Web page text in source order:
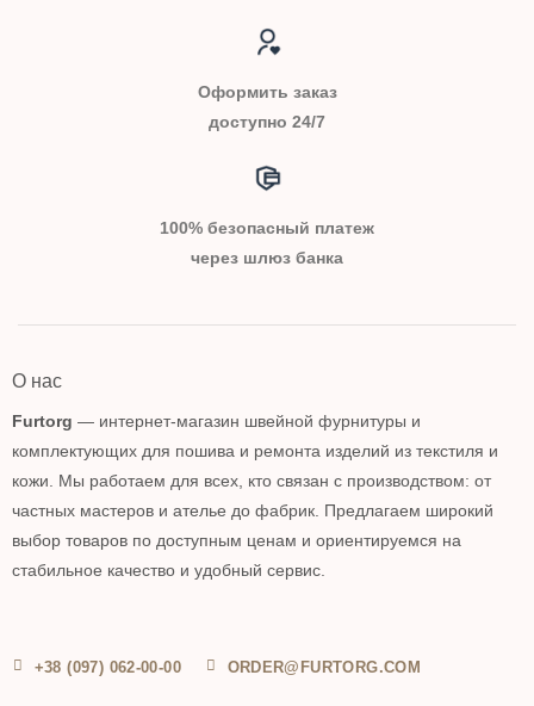
Оформить заказ
доступно 24/7
100% безопасный платеж
через шлюз банка
О нас
Furtorg — интернет-магазин швейной фурнитуры и
комплектующих для пошива и ремонта изделий из текстиля и
кожи. Мы работаем для всех, кто связан с производством: от
частных мастеров и ателье до фабрик. Предлагаем широкий
выбор товаров по доступным ценам и ориентируемся на
стабильное качество и удобный сервис.
+38 (097) 062-00-00 ORDER@FURTORG.COM